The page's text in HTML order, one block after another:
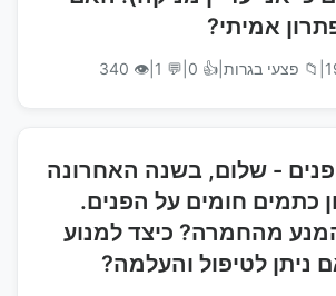
אמיתי?
📁 פצעי בגרות 👍 0
💬 1
👁 340
- שלום, בשנה האחרונה
כתמים חומים על הפנים.
מהחמרה? כיצד למנוע
ניתן לטיפול והעלמה?